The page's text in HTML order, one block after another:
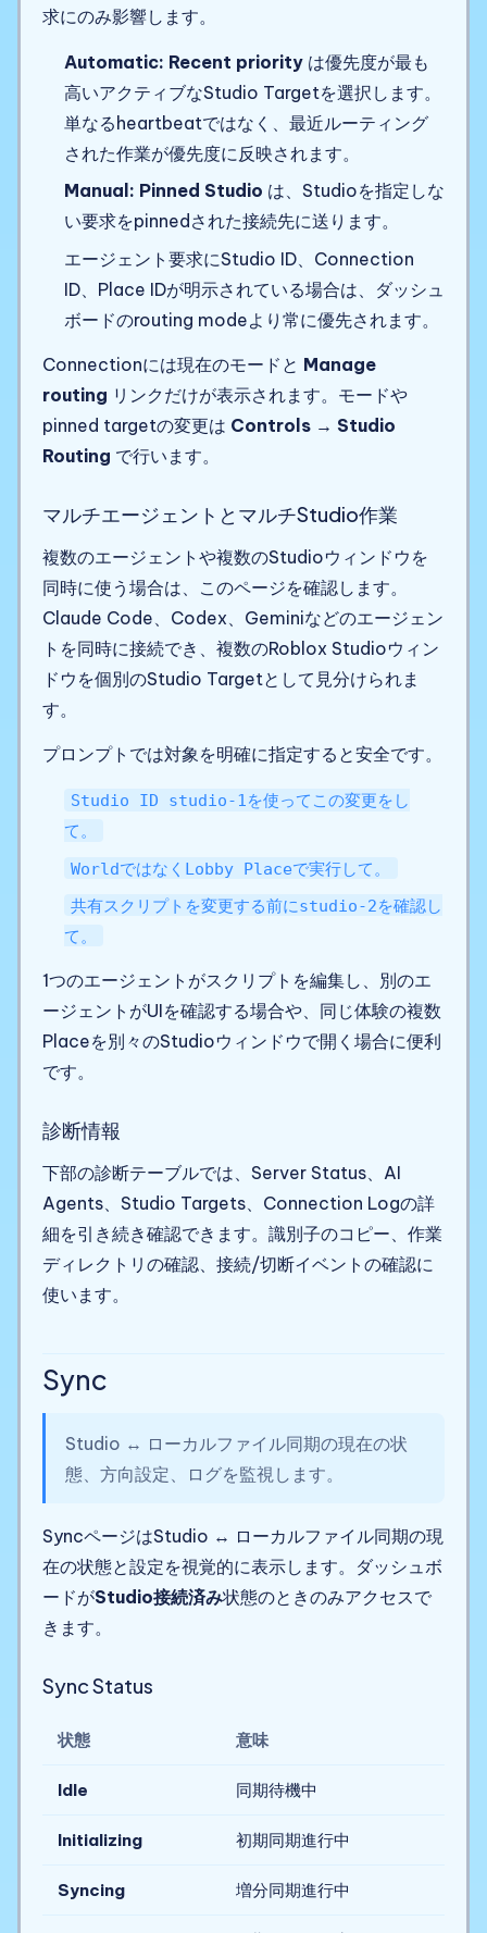
求にのみ影響します。
Automatic: Recent priority は優先度が最も
高いアクティブなStudio Targetを選択します。
単なるheartbeatではなく、最近ルーティング
された作業が優先度に反映されます。
Manual: Pinned Studio は、Studioを指定しな
い要求をpinnedされた接続先に送ります。
エージェント要求にStudio ID、Connection
ID、Place IDが明示されている場合は、ダッシュ
ボードのrouting modeより常に優先されます。
Connectionには現在のモードと Manage
routing リンクだけが表示されます。モードや
pinned targetの変更は Controls → Studio
Routing で行います。
マルチエージェントとマルチStudio作業
複数のエージェントや複数のStudioウィンドウを
同時に使う場合は、このページを確認します。
Claude Code、Codex、Geminiなどのエージェン
トを同時に接続でき、複数のRoblox Studioウィン
ドウを個別のStudio Targetとして見分けられま
す。
プロンプトでは対象を明確に指定すると安全です。
Studio ID studio-1を使ってこの変更をし
て。
WorldではなくLobby Placeで実行して。
共有スクリプトを変更する前にstudio-2を確認し
て。
1つのエージェントがスクリプトを編集し、別のエ
ージェントがUIを確認する場合や、同じ体験の複数
Placeを別々のStudioウィンドウで開く場合に便利
です。
診断情報
下部の診断テーブルでは、Server Status、AI
Agents、Studio Targets、Connection Logの詳
細を引き続き確認できます。識別子のコピー、作業
ディレクトリの確認、接続/切断イベントの確認に
使います。
Sync
Studio ↔ ローカルファイル同期の現在の状
態、方向設定、ログを監視します。
SyncページはStudio ↔ ローカルファイル同期の現
在の状態と設定を視覚的に表示します。ダッシュボ
ードがStudio接続済み状態のときのみアクセスで
きます。
Sync Status
状態 意味
Idle 同期待機中
Initializing 初期同期進行中
Syncing 増分同期進行中